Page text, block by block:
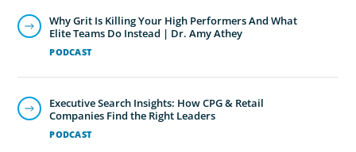
PODCAST
Why Grit Is Killing Your High Performers And What
Elite Teams Do Instead | Dr. Amy Athey
PODCAST
Executive Search Insights: How CPG & Retail
Companies Find the Right Leaders